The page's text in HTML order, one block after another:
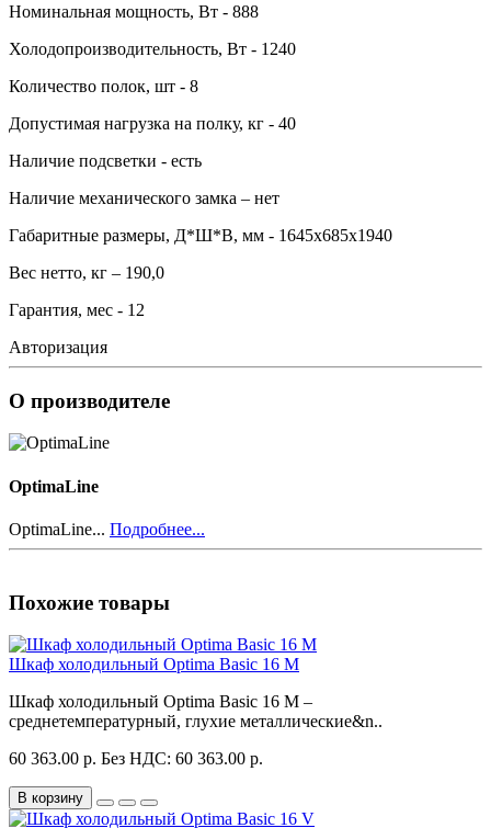
Номинальная мощность, Вт - 888
Холодопроизводительность, Вт - 1240
Количество полок, шт - 8
Допустимая нагрузка на полку, кг - 40
Наличие подсветки - есть
Наличие механического замка – нет
Габаритные размеры, Д*Ш*В, мм - 1645х685х1940
Вес нетто, кг – 190,0
Гарантия, мес - 12
Авторизация
О производителе
OptimaLine
OptimaLine... Подробнее...
Похожие товары
Шкаф холодильный Optima Basic 16 M
Шкаф холодильный Optima Basic 16 M –
среднетемпературный, глухие металлические&n..
60 363.00 р. Без НДС: 60 363.00 р.
В корзину